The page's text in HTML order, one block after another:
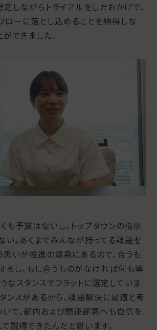
しながらトライアルをしたおかげで、
ローに落とし込めることを納得しな
できました。
も予算はないし、トップダウンの指示
い。あくまでみんなが持ってる課題を
思いが推進の源泉にあるので、合うも
るし、もし合うものがなければ何も導
なスタンスでフラットに選定していま
ンスがあるから、課題解決に最適と考
て、部内および関連部署へも自信を
説得できたんだと思います。